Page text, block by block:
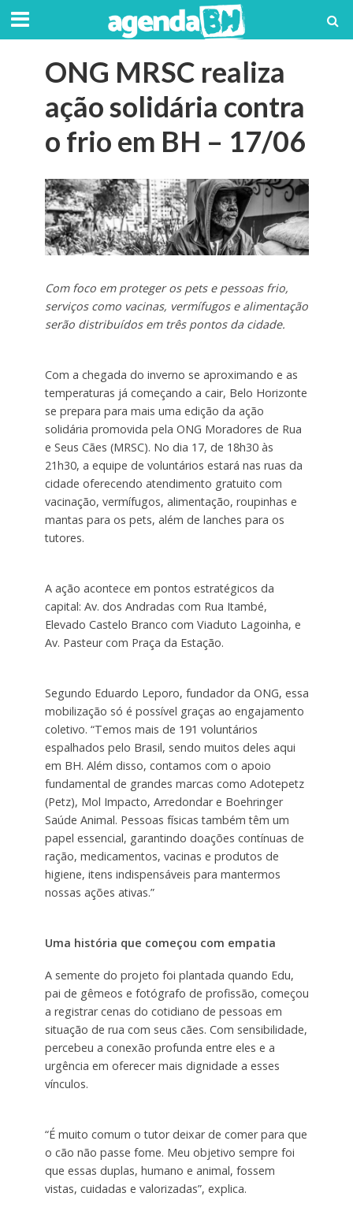
ONG MRSC realiza
ação solidária contra
o frio em BH – 17/06
Com foco em proteger os pets e pessoas frio,
serviços como vacinas, vermífugos e alimentação
serão distribuídos em três pontos da cidade.
Com a chegada do inverno se aproximando e as
temperaturas já começando a cair, Belo Horizonte
se prepara para mais uma edição da ação
solidária promovida pela ONG Moradores de Rua
e Seus Cães (MRSC). No dia 17, de 18h30 às
21h30, a equipe de voluntários estará nas ruas da
cidade oferecendo atendimento gratuito com
vacinação, vermífugos, alimentação, roupinhas e
mantas para os pets, além de lanches para os
tutores.
A ação acontece em pontos estratégicos da
capital: Av. dos Andradas com Rua Itambé,
Elevado Castelo Branco com Viaduto Lagoinha, e
Av. Pasteur com Praça da Estação.
Segundo Eduardo Leporo, fundador da ONG, essa
mobilização só é possível graças ao engajamento
coletivo. “Temos mais de 191 voluntários
espalhados pelo Brasil, sendo muitos deles aqui
em BH. Além disso, contamos com o apoio
fundamental de grandes marcas como Adotepetz
(Petz), Mol Impacto, Arredondar e Boehringer
Saúde Animal. Pessoas físicas também têm um
papel essencial, garantindo doações contínuas de
ração, medicamentos, vacinas e produtos de
higiene, itens indispensáveis para mantermos
nossas ações ativas.”
Uma história que começou com empatia
A semente do projeto foi plantada quando Edu,
pai de gêmeos e fotógrafo de profissão, começou
a registrar cenas do cotidiano de pessoas em
situação de rua com seus cães. Com sensibilidade,
percebeu a conexão profunda entre eles e a
urgência em oferecer mais dignidade a esses
vínculos.
“É muito comum o tutor deixar de comer para que
o cão não passe fome. Meu objetivo sempre foi
que essas duplas, humano e animal, fossem
vistas, cuidadas e valorizadas”, explica.